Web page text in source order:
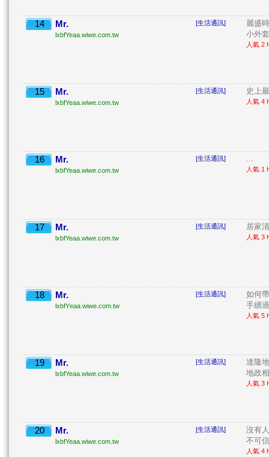
14 Mr.
lxbfYeaa.wiwe.com.tw
[生活通訊]
麗盛
小外
人氣 2
15 Mr.
lxbfYeaa.wiwe.com.tw
[生活通訊] 史上
人氣 4
16 Mr.
lxbfYeaa.wiwe.com.tw
[生活通訊] ...
人氣 1
17 Mr.
lxbfYeaa.wiwe.com.tw
[生活通訊] 居家
人氣 3
18 Mr.
lxbfYeaa.wiwe.com.tw
[生活通訊]
如何
手續
人氣 5
19 Mr.
lxbfYeaa.wiwe.com.tw
[生活通訊]
達隆
地政
人氣 3
20 Mr.
lxbfYeaa.wiwe.com.tw
[生活通訊]
沒有
不可
人氣 4